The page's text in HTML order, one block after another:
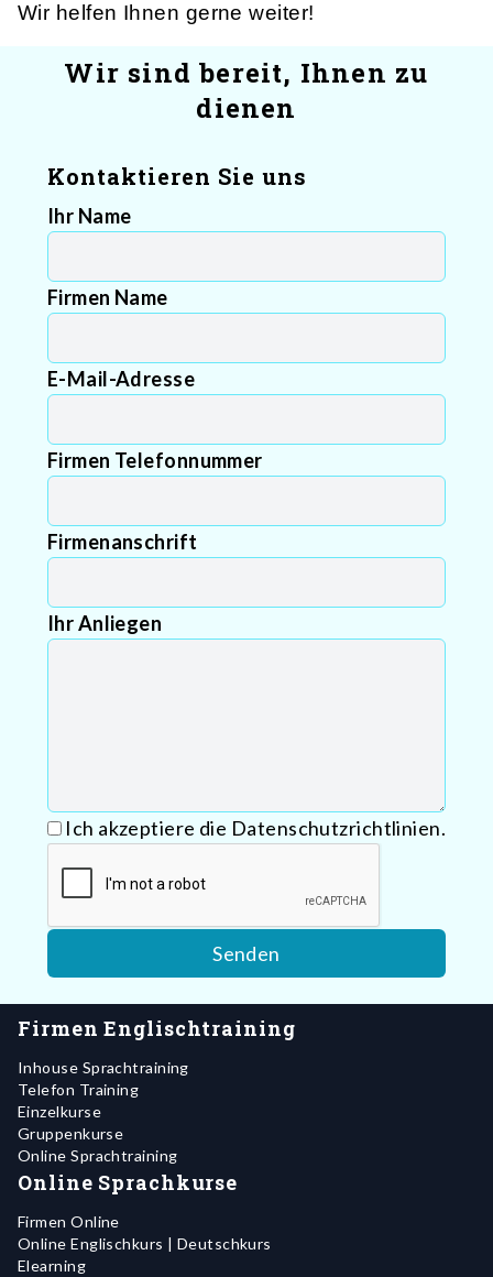
Wir helfen Ihnen gerne weiter!
Wir sind bereit, Ihnen zu
dienen
Kontaktieren Sie uns
Ihr Name
Firmen Name
E-Mail-Adresse
Firmen Telefonnummer
Firmenanschrift
Ihr Anliegen
Ich akzeptiere die Datenschutzrichtlinien.
Firmen Englischtraining
Inhouse Sprachtraining
Telefon Training
Einzelkurse
Gruppenkurse
Online Sprachtraining
Online Sprachkurse
Firmen Online
Online Englischkurs | Deutschkurs
Elearning